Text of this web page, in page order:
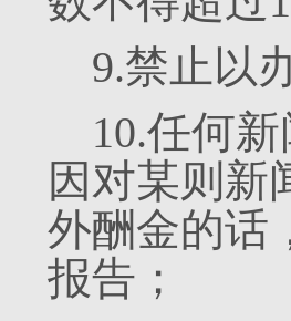
9.禁止以
10.任何
因对某则新
外酬金的话
报告；